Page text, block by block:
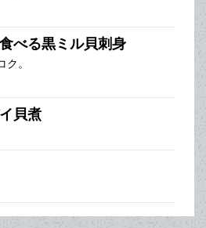
べる黒ミル貝刺身
。
貝煮